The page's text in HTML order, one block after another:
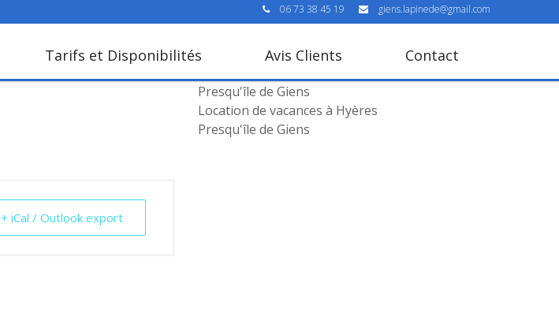
06 73 38 45 19 giens.lapinede@gmail.com
Tarifs et Disponibilités Avis Clients Contact
+ iCal / Outlook export
Presqu'île de Giens
Location de vacances à Hyères
Presqu'île de Giens